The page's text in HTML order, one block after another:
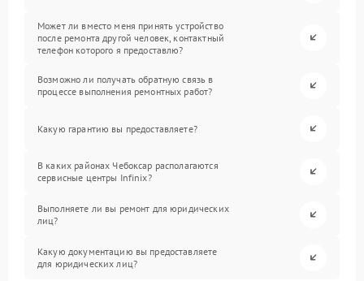
Может ли вместо меня принять устройство
после ремонта другой человек, контактный
телефон которого я предоставлю?
Возможно ли получать обратную связь в
процессе выполнения ремонтных работ?
Какую гарантию вы предоставляете?
В каких районах Чебоксар располагаются
сервисные центры Infinix?
Выполняете ли вы ремонт для юридических
лиц?
Какую документацию вы предоставляете
для юридических лиц?